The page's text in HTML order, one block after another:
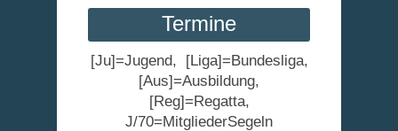
Termine
[Ju]=Jugend, [Liga]=Bundesliga,
[Aus]=Ausbildung,
[Reg]=Regatta,
J/70=MitgliederSegeln